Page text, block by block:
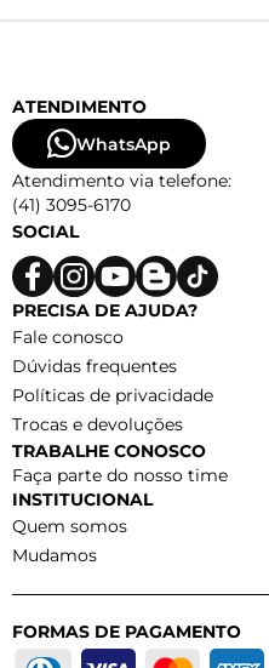
ATENDIMENTO
WhatsApp
Atendimento via telefone:
(41) 3095-6170
SOCIAL
PRECISA DE AJUDA?
Fale conosco
Dúvidas frequentes
Políticas de privacidade
Trocas e devoluções
TRABALHE CONOSCO
Faça parte do nosso time
INSTITUCIONAL
Quem somos
Mudamos
FORMAS DE PAGAMENTO